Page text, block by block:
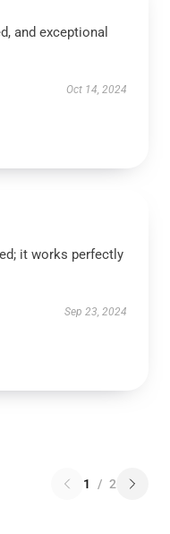
and exceptional
Oct 14, 2024
it works perfectly
Sep 23, 2024
1 / 2